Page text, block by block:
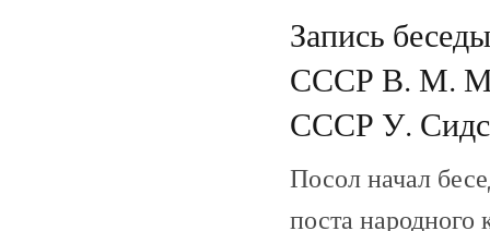
Запись
СССР В. М.
СССР У.
Посол начал
поста народного